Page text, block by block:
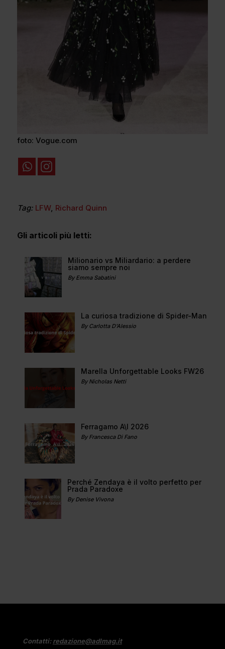
foto: Vogue.com
Tag: LFW, Richard Quinn
Gli articoli più letti:
Milionario vs Miliardario: a perdere
siamo sempre noi
By Emma Sabatini
La curiosa tradizione di Spider-Man
By Carlotta D'Alessio
Marella Unforgettable Looks FW26
By Nicholas Netti
Ferragamo A\I 2026
By Francesca Di Fano
Perché Zendaya è il volto perfetto per
Prada Paradoxe
By Denise Vivona
Contatti:redazione@adlmag.it